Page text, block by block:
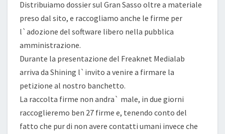
Distribuiamo dossier sul Gran Sasso oltre a materiale
preso dal sito, e raccogliamo anche le firme per
l`adozione del software libero nella pubblica
amministrazione.
Durante la presentazione del Freaknet Medialab
arriva da Shining l`invito a venire a firmare la
petizione al nostro banchetto.
La raccolta firme non andra` male, in due giorni
raccoglieremo ben 27 firme e, tenendo conto del
fatto che pur di non avere contatti umani invece che